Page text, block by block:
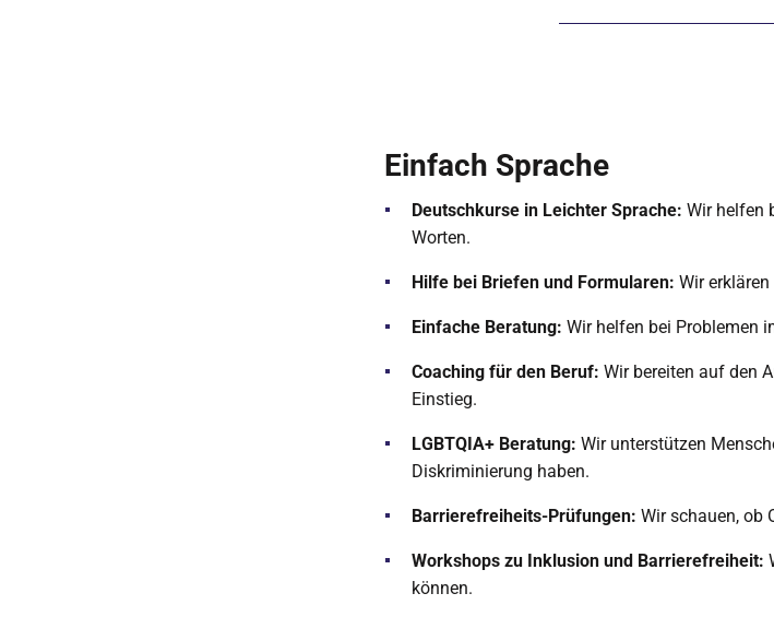
Einfach Sprache
Deutschkurse in Leichter Sprache: Wir helfen
Worten.
Hilfe bei Briefen und Formularen: Wir
Einfache Beratung: Wir helfen bei Problemen
Coaching für den Beruf: Wir bereiten auf den
Einstieg.
LGBTQIA+ Beratung: Wir unterstützen
Diskriminierung haben.
Barrierefreiheits-Prüfungen: Wir schauen, ob
Workshops zu Inklusion und Barrierefreiheit:
können.